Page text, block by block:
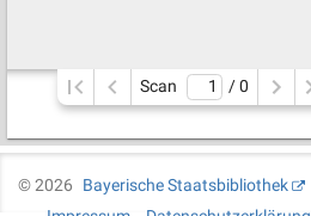
Scan / 0
©2026
Bayerische Staatsbibliothek